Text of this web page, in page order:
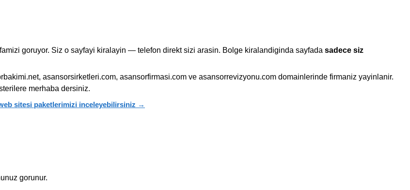
goruyor. Siz o sayfayi kiralayin — telefon direkt sizi arasin. Bolge kiralandiginda sayfada sadece siz
asansorsirketleri.com, asansorfirmasi.com ve asansorrevizyonu.com domainlerinde firmaniz yayinlanir.
merhaba dersiniz.
sitesi paketlerimizi inceleyebilirsiniz →
gorunur.